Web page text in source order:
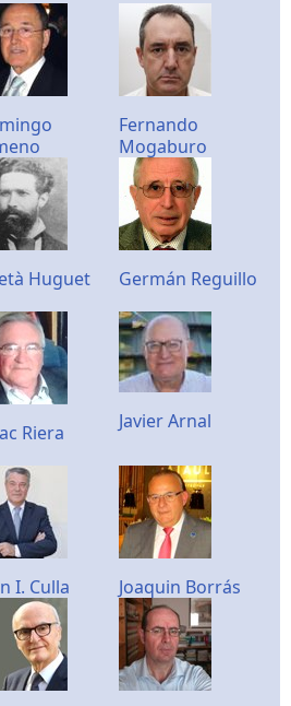
Fernando
Mogaburo
Huguet Germán Reguillo
Riera Javier Arnal
I. Culla Joaquin Borrás